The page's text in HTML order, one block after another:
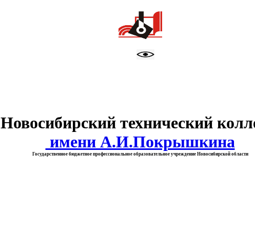
Новосибирский технический
имени А.И.Покрышкина
Государственное бюджетное профессиональное образовательное учреждение Новосибирской области